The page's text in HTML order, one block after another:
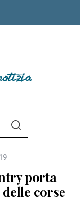
S
porta
corse